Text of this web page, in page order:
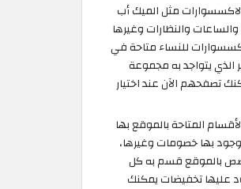
مثل الميك أب
والساعات والنظارات وغيرها
للنساء متاحة في
الذي يتواجد به مجموعة
تصفحهم الآن عند اختيار
المتاحة بالموقع بها
بها خصومات وغيرها،
بالموقع قسم به كل
عليها تخفيضات يمكنك